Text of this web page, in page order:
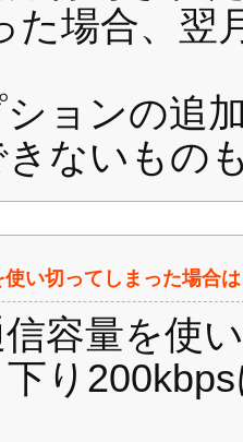
た場合、翌
ョンの追
きないもの
い切ってしまった場合
容量を使
り